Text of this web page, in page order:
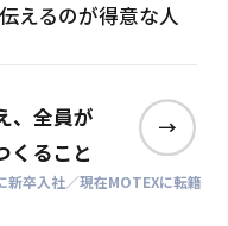
えるのが得意な人
、全員が
くること
新卒入社／現在MOTEXに転籍